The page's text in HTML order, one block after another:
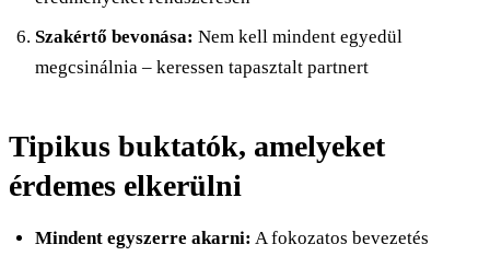
Szakértő bevonása: Nem kell mindent egyedül
megcsinálnia – keressen tapasztalt partnert
Tipikus buktatók, amelyeket
érdemes elkerülni
Mindent egyszerre akarni: A fokozatos bevezetés